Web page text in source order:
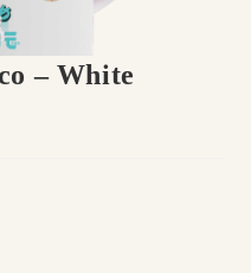
– White